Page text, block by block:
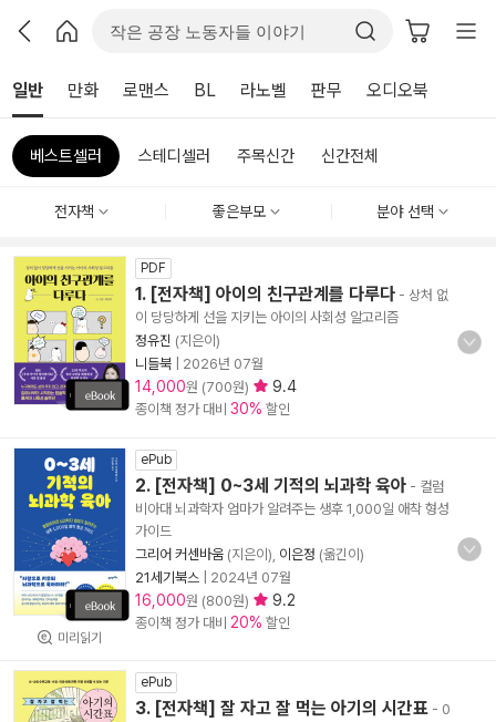
일반 만화 로맨스 BL 라노벨 판무 오디오북
베스트셀러 스테디셀러 주목신간 신간전체
전자책 좋은부모 분야 선택
PDF
1. [전자책] 아이의 친구관계를 다루다 - 상처 없
이 당당하게 선을 지키는 아이의 사회성 알고리즘
정유진 (지은이)
니들북
2026년 07월
14,000원 (700원) 9.4
종이책 정가 대비 30% 할인
미리읽기
ePub
2. [전자책] 0~3세 기적의 뇌과학 육아 - 컬럼
비아대 뇌과학자 엄마가 알려주는 생후 1,000일 애착 형성
가이드
그리어 커센바움 (지은이), 이은정 (옮긴이)
21세기북스
2024년 07월
16,000원 (800원) 9.2
종이책 정가 대비 20% 할인
ePub
3. [전자책] 잘 자고 잘 먹는 아기의 시간표 - 0